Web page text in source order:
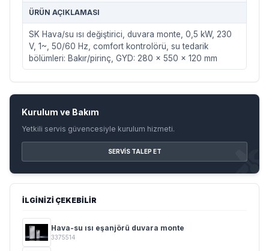
ÜRÜN AÇIKLAMASI
SK Hava/su ısı değiştirici, duvara monte, 0,5 kW, 230
V, 1~, 50/60 Hz, comfort kontrolörü, su tedarik
bölümleri: Bakır/pirinç, GYD: 280 x 550 x 120 mm
Kurulum ve Bakım
Yetkili servis güvencesiyle kurulum hizmeti.
SERVIS TALEP ET
İLGINIZI ÇEKEBILIR
Hava-su ısı eşanjörü duvara monte
3375514